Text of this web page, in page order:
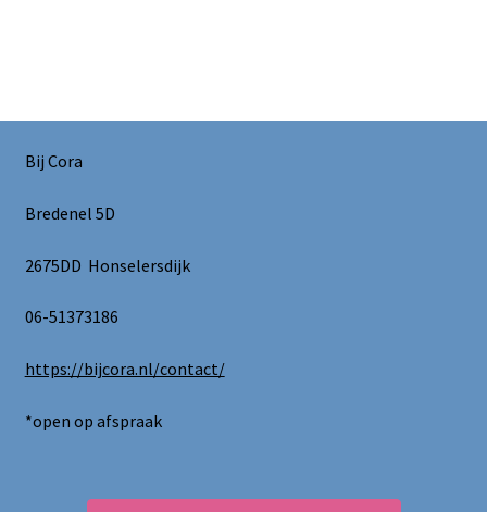
Bij Cora
Bredenel 5D
2675DD Honselersdijk
06-51373186
https://bijcora.nl/contact/
*open op afspraak